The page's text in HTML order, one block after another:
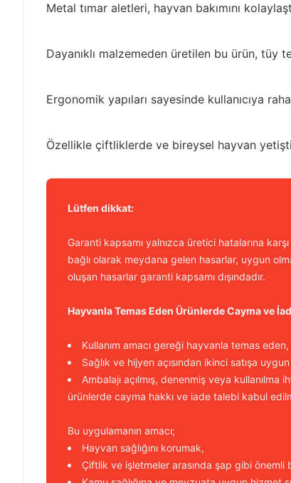
Metal tımar aletleri, hayvan bakımını
Dayanıklı malzemeden üretilen bu ürün, tüy
Ergonomik yapıları sayesinde kullanıcıya
Özellikle çiftliklerde ve bireysel hayvan
Lütfen dikkat:
Garanti kapsamı yalnızca üretici hatalarına
bağlı olarak meydana gelen hasarlar, uygun
oluşan hasarlar garanti kapsamı dışındadır.
Hayvanla Temas Eden Ürünlerde Cayma ve
Kullanım amacı gereği hayvanla temas eden,
Sağlık ve hijyen açısından ikinci satışa
Ambalajı açılmış, denenmiş veya kullanılma
ürünlerde cayma hakkı ve iade talebi kabul
Bu uygulamanın amacı;
Hayvan sağlığını korumak,
Çiftlik ve işletmeler arasında şap gibi önemli